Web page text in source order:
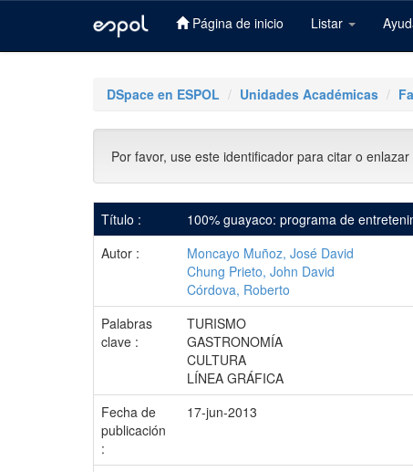
Página de inicio Listar
DSpace en ESPOL Unidades Académicas
Por favor, use este identificador para citar o
Título :
100% guayaco: programa de
Autor :
Moncayo Muñoz, José David
Chung Prieto, John David
Córdova, Roberto
Palabras
clave :
TURISMO
GASTRONOMÍA
CULTURA
LÍNEA GRÁFICA
Fecha de
publicación
:
17-jun-2013